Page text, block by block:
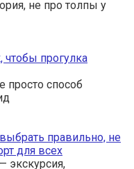
не про толпы у
чтобы прогулка
просто способ
правильно, не
для всех
экскурсия,